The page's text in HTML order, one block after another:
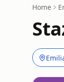
Home